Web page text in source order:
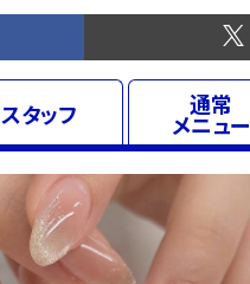
スタッフ 通常
メニュー